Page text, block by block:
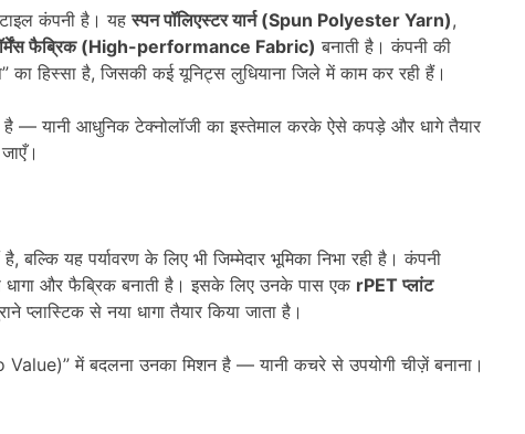
कंपनी है। यहस्पन पॉलिएस्टर यार्न (Spun Polyester Yarn),
फैब्रिक (High-performance Fabric) बनाती है। कंपनी की
का हिस्सा है, जिसकी कई यूनिट्स लुधियाना जिले में काम कर रही हैं।
है — यानी आधुनिक टेक्नोलॉजी का इस्तेमाल करके ऐसे कपड़े और धागे तैयार
बल्कि यह पर्यावरण के लिए भी जिम्मेदार भूमिका निभा रही है। कंपनी
और फैब्रिक बनाती है। इसके लिए उनके पास एक rPETप्लांट
प्लास्टिक से नया धागा तैयार किया जाता है।
में बदलना उनका मिशन है — यानी कचरे से उपयोगी चीज़ें बनाना।